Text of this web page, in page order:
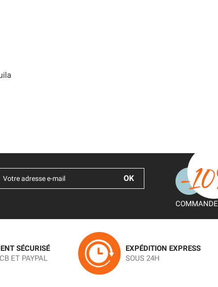
COMMANDE
SÉCURISÉ
ET PAYPAL
EXPÉDITION EXPRESS
SOUS 24H